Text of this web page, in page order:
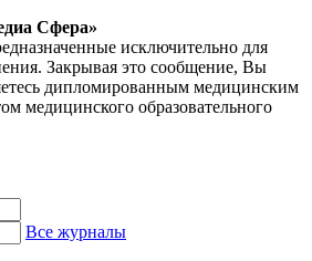
Сфера»
исключительно для
Закрывая это сообщение, Вы
дипломированным медицинским
медицинского образовательного
Все журналы